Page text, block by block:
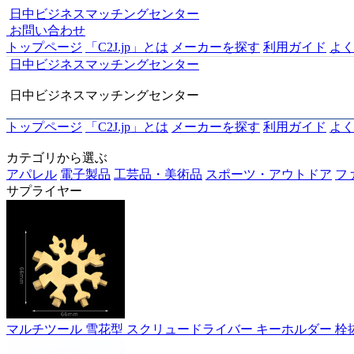
日中ビジネスマッチングセンター
お問い合わせ
トップページ
「C2J.jp」とは メーカーを探す 利用ガイド よ
日中ビジネスマッチングセンター
日中ビジネスマッチングセンター
トップページ 「C2J.jp」とは メーカーを探す 利用ガイド よ
カテゴリから選ぶ
アパレル 電子製品 工芸品・美術品 スポーツ・アウトドア フ
サプライヤー
マルチツール 雪花型 スクリュードライバー キーホルダー 栓